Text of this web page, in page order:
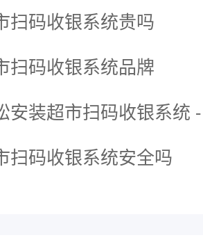
扫码收银系统贵吗
扫码收银系统品牌
安装超市扫码收银系统
扫码收银系统安全吗